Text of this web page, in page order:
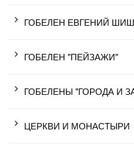
ГОБЕЛЕН ЕВГЕНИЙ
ГОБЕЛЕН "ПЕЙЗАЖИ"
ГОБЕЛЕНЫ "ГОРОДА И
ЦЕРКВИ И МОНАСТЫРИ